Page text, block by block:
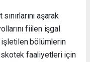
aşarak
fiilen işgal
işletilen bölümlerin
faaliyetleri için